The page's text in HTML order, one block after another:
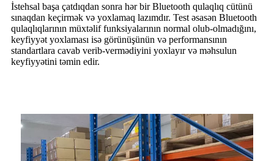
İstehsal başa çatdıqdan sonra hər bir Bluetooth qulaqlıq cütünü
sınaqdan keçirmək və yoxlamaq lazımdır. Test əsasən Bluetooth
qulaqlıqlarının müxtəlif funksiyalarının normal olub-olmadığını,
keyfiyyət yoxlaması isə görünüşünün və performansının
standartlara cavab verib-vermədiyini yoxlayır və məhsulun
keyfiyyətini təmin edir.